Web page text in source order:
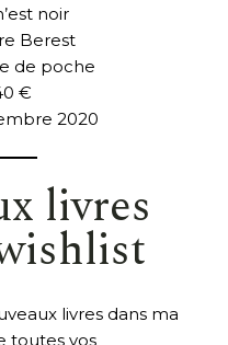
noir
Berest
de poche
€
2020
livres
livres dans ma
toutes vos